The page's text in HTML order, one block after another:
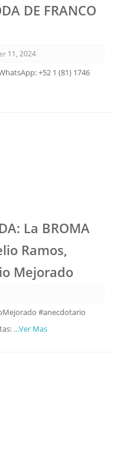
DE FRANCO
11, 2024
+52 1 (81) 1746
La BROMA
Ramos,
Mejorado
#anecdotario
...Ver Mas